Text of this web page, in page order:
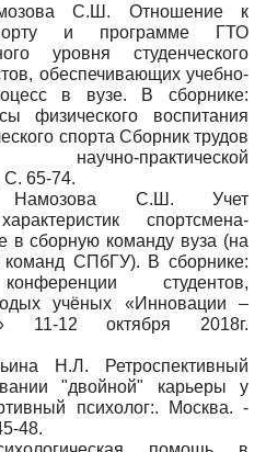
С.Ш. Отношение к
и программе ГТО
уровня студенческого
обеспечивающих учебно-
в вузе. В сборнике:
физического воспитания
спорта Сборник трудов
научно-практической
С. 65-74.
С.Ш. Учет
спортсмена-
в сборную команду вуза (на
СПбГУ). В сборнике:
студентов,
учёных «Инновации –
11-12 октября 2018г.
Н.Л. Ретроспективный
"двойной" карьеры у
психолог:. Москва. -
48.